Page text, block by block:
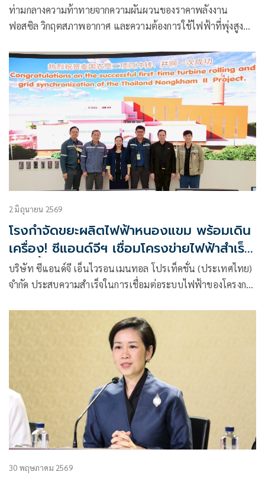
ท่ามกลางความท้าทายจากความผันผวนของราคาพลังงาน
ฟอสซิล วิกฤตสภาพอากาศ และความต้องการใช้ไฟฟ้าที่พุ่งสูง
2 มิถุนายน 2569
โรงกำจัดขยะผลิตไฟฟ้าหนองแขม พร้อมเดิน
เครื่อง! ซีแอนด์จีฯ เชื่อมโครงข่ายไฟฟ้าสำเร็จ
ตอกย้ำศักยภาพ Waste-to-Energy ไทย
บริษัท ซีแอนด์จี เอ็นไวรอนเมนทอล โปรเท็คชั่น (ประเทศไทย)
จำกัด ประสบความสำเร็จในการเชื่อมต่อระบบไฟฟ้าของโครงการ
หนองแขม ขนาดไม่น้อยกว่า 1,000 ตันต่อวัน (รองรับขยะสูงสุด
1,600 ตันต่อวัน) ได้สำเร็จอย่างสมบูรณ์แบบ
30 พฤษภาคม 2569